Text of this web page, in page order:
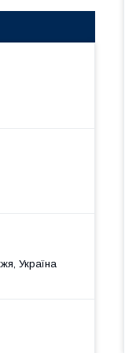
Україна